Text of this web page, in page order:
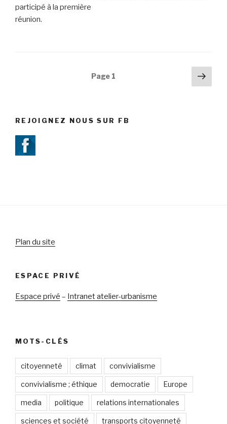
participé à la première
réunion.
Page 1
REJOIGNEZ NOUS SUR FB
Plan du site
ESPACE PRIVÉ
Espace privé – Intranet atelier-urbanisme
MOTS-CLÉS
citoyenneté climat convivialisme
convivialisme ; éthique democratie Europe
media politique relations internationales
sciences et société transports citoyenneté